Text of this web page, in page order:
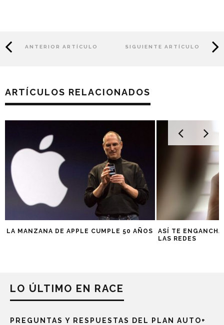
ANTERIOR ARTÍCULO SIGUIENTE ARTÍCULO
ARTÍCULOS RELACIONADOS
LA MANZANA DE APPLE CUMPLE 50 AÑOS
ASÍ TE
LAS REDES
LO ÚLTIMO EN RACE
PREGUNTAS Y RESPUESTAS DEL PLAN AUTO+